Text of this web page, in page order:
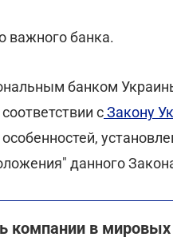
важного банка.
банком
сЗакону
данного
компании в